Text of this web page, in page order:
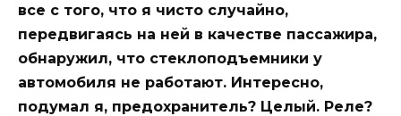
все с того, что я чисто случайно,
передвигаясь на ней в качестве пассажира,
обнаружил, что стеклоподъемники у
автомобиля не работают. Интересно,
подумал я, предохранитель? Целый. Реле?